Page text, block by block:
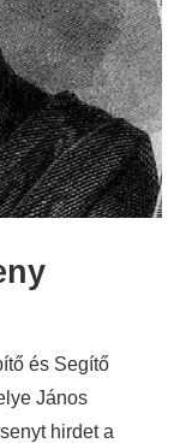
és Segítő
János
hirdet a